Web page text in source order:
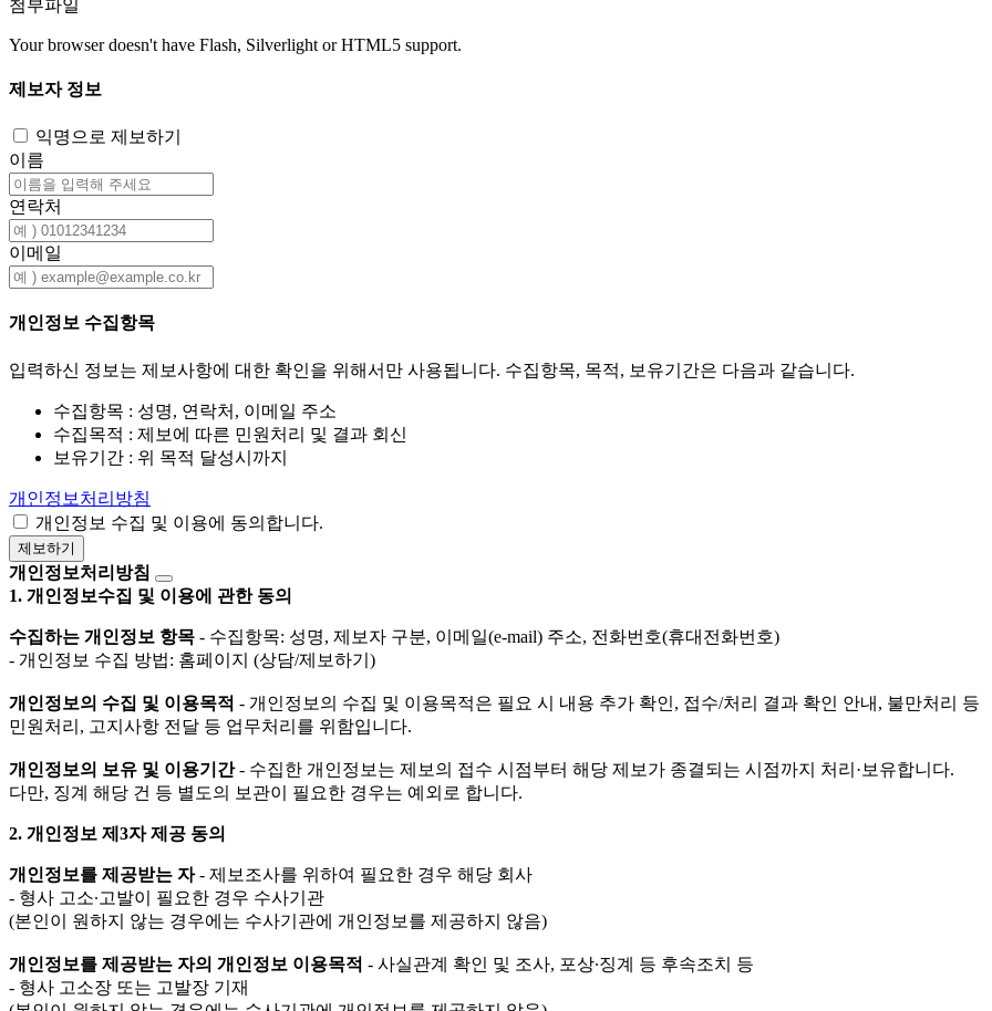
첨부파일
Your browser doesn't have Flash, Silverlight or HTML5 support.
제보자 정보
익명으로 제보하기
이름
연락처
이메일
개인정보 수집항목
입력하신 정보는 제보사항에 대한 확인을 위해서만 사용됩니다. 수집항목, 목적, 보유기간은 다음과 같습니다.
수집항목 : 성명, 연락처, 이메일 주소
수집목적 : 제보에 따른 민원처리 및 결과 회신
보유기간 : 위 목적 달성시까지
개인정보처리방침
개인정보 수집 및 이용에 동의합니다.
제보하기
개인정보처리방침
1. 개인정보수집 및 이용에 관한 동의
수집하는 개인정보 항목 - 수집항목: 성명, 제보자 구분, 이메일(e-mail) 주소, 전화번호(휴대전화번호)
- 개인정보 수집 방법: 홈페이지 (상담/제보하기)
개인정보의 수집 및 이용목적 - 개인정보의 수집 및 이용목적은 필요 시 내용 추가 확인, 접수/처리 결과 확인 안내, 불만처리 등
민원처리, 고지사항 전달 등 업무처리를 위함입니다.
개인정보의 보유 및 이용기간- 수집한 개인정보는 제보의 접수 시점부터 해당 제보가 종결되는 시점까지 처리·보유합니다.
다만, 징계 해당 건 등 별도의 보관이 필요한 경우는 예외로 합니다.
2. 개인정보 제3자 제공 동의
개인정보를 제공받는 자- 제보조사를 위하여 필요한 경우 해당 회사
- 형사 고소∙고발이 필요한 경우 수사기관
(본인이 원하지 않는 경우에는 수사기관에 개인정보를 제공하지 않음)
개인정보를 제공받는 자의 개인정보 이용목적 - 사실관계 확인 및 조사, 포상∙징계 등 후속조치 등
- 형사 고소장 또는 고발장 기재